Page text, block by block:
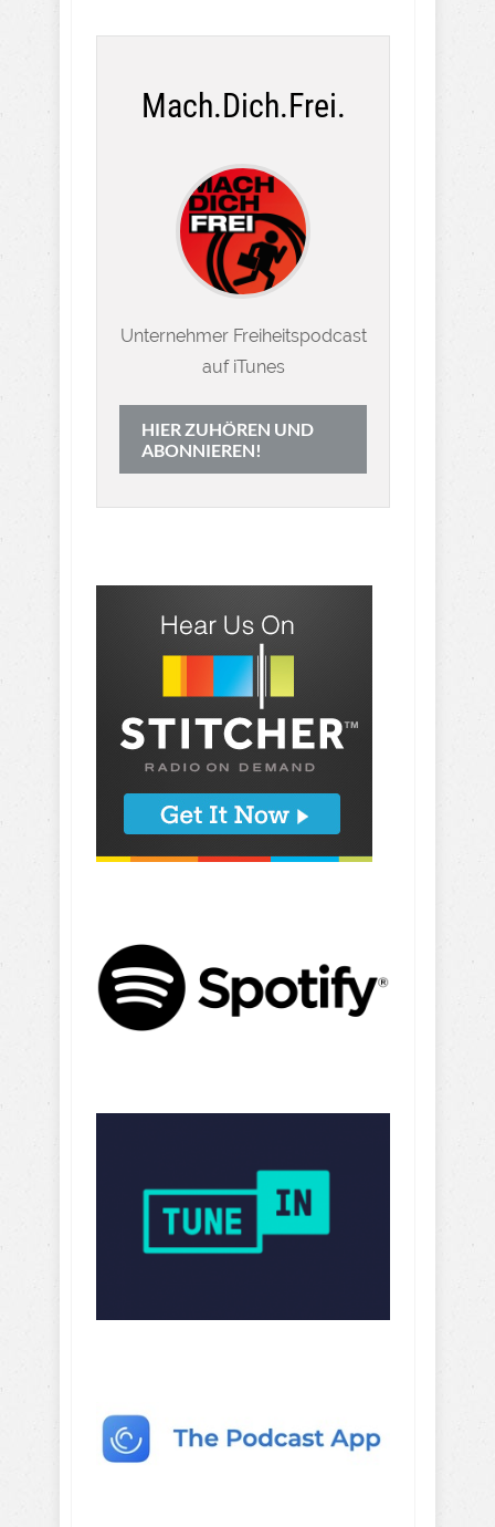
Mach.Dich.Frei.
Unternehmer Freiheitspodcast
auf iTunes
HIER ZUHÖREN UND
ABONNIEREN!